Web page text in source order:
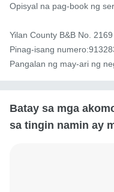
Opisyal na pag-book ng
Yilan County B&B No. 2169
Pinag-isang
Pangalan ng may-ari ng
Batay sa mga
sa tingin namin ay